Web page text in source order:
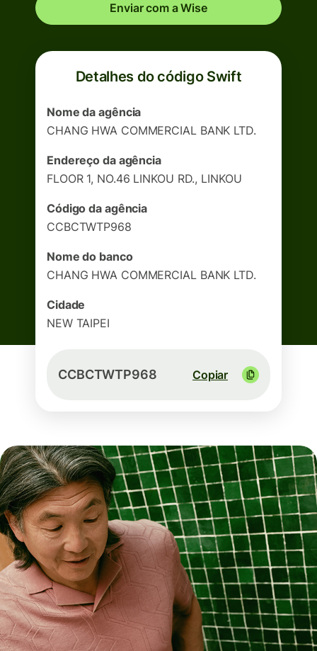
Enviar com a Wise
Detalhes do código Swift
Nome da agência
CHANG HWA COMMERCIAL BANK LTD.
Endereço da agência
FLOOR 1, NO.46 LINKOU RD., LINKOU
Código da agência
CCBCTWTP968
Nome do banco
CHANG HWA COMMERCIAL BANK LTD.
Cidade
NEW TAIPEI
CCBCTWTP968 Copiar